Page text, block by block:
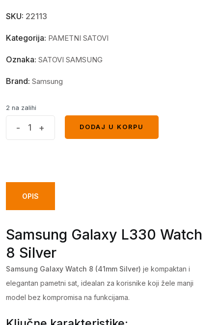
SKU: 22113
Kategorija: PAMETNI SATOVI
Oznaka: SATOVI SAMSUNG
Brand: Samsung
2 na zalihi
Silver
- +
DODAJ U KORPU
OPIS
Samsung Galaxy L330 Watch
8 Silver
Samsung Galaxy Watch 8 (41mm Silver) je kompaktan i
elegantan pametni sat, idealan za korisnike koji žele manji
model bez kompromisa na funkcijama.